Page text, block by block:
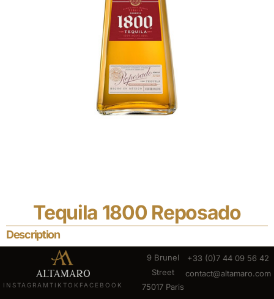
Tequila 1800 Reposado
Description
INSTAGRAM TIKTOK FACEBOOK
9 Brunel
Street
75017 Paris
+33 (0)7 44 09 56 42
contact@altamaro.com